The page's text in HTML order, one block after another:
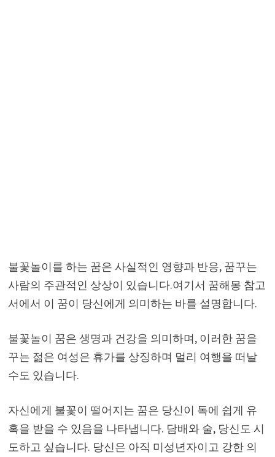
불꽃놀이를 하는 꿈은 사실적인 영향과 반응, 꿈꾸는
사람의 주관적인 상상이 있습니다.여기서 꿈해몽 참고
서에서 이 꿈이 당신에게 의미하는 바를 설명합니다.
불꽃놀이 꿈은 생명과 건강을 의미하며, 이러한 꿈을
꾸는 젊은 여성은 휴가를 상징하며 멀리 여행을 떠날
수도 있습니다.
자신에게 불꽃이 떨어지는 꿈은 당신이 독에 쉽게 유
혹을 받을 수 있음을 나타냅니다. 담배와 술, 당신도 시
도하고 싶습니다. 당신은 아직 미성년자이고 강한 의